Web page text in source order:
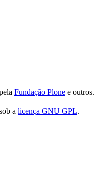
Fundação Plone e outros.
a licença GNU GPL.